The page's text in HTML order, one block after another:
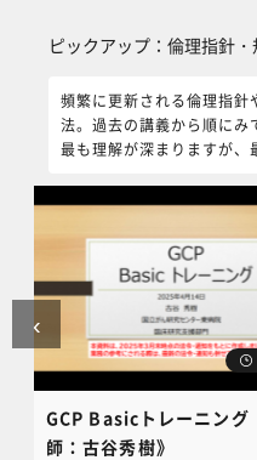
ピックアップ：倫理指針
頻繁に更新される倫理指
法。過去の講義から順にみ
最も理解が深まりますが、
GCP Basicトレーニング《講
師：古谷秀樹》
‹